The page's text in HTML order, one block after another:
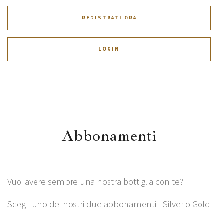
REGISTRATI ORA
LOGIN
Abbonamenti
Vuoi avere sempre una nostra bottiglia con te?
Scegli uno dei nostri due abbonamenti - Silver o Gold